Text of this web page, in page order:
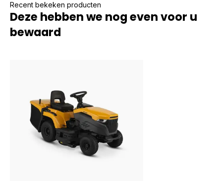
Recent bekeken producten
Deze hebben we nog even voor u
bewaard